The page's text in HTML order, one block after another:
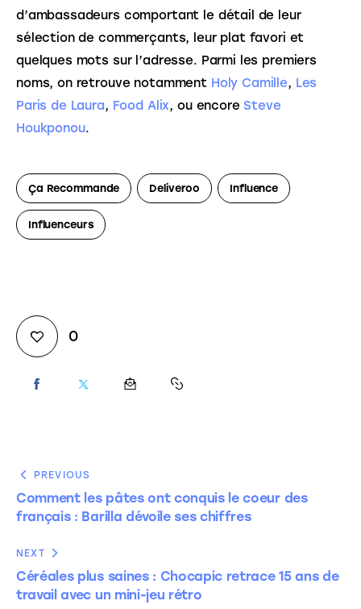
d’ambassadeurs comportant le détail de leur
sélection de commerçants, leur plat favori et
quelques mots sur l’adresse. Parmi les premiers
noms, on retrouve notamment ​Holy Camille​, ​ Les
Paris de Laura​, ​ Food Alix​​, ou encore ​ Steve
Houkponou​.
Ça Recommande Deliveroo Influence
Influenceurs
0
PREVIOUS
Comment les pâtes ont conquis le coeur des
français : Barilla dévoile ses chiffres
NEXT
Céréales plus saines : Chocapic retrace 15 ans de
travail avec un mini-jeu rétro